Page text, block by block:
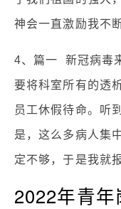
神会一直激励我不
4、篇一 新冠病毒
要将科室所有的透
员工休假待命。听
是，这么多病人集
定不够，于是我就
2022年青